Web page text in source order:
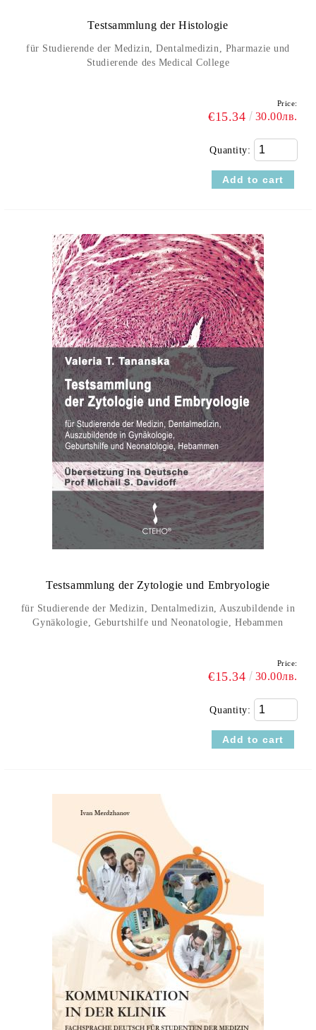
Testsammlung der Histologie
für Studierende der Medizin, Dentalmedizin, Pharmazie und
Studierende des Medical College
Price:
€15.34 30.00лв.
Quantity:
Testsammlung der Zytologie und Embryologie
für Studierende der Medizin, Dentalmedizin, Auszubildende in
Gynäkologie, Geburtshilfe und Neonatologie, Hebammen
Price:
€15.34 30.00лв.
Quantity: